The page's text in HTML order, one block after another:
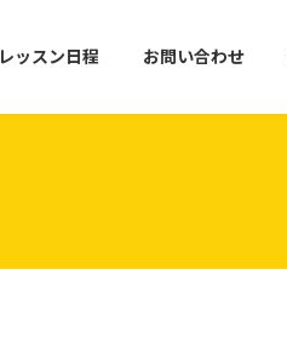
レッスン日程 お問い合わせ